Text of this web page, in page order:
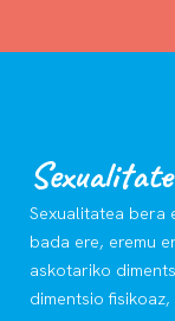
Sexualitatea bera
bada ere, eremu
askotariko
dimentsio